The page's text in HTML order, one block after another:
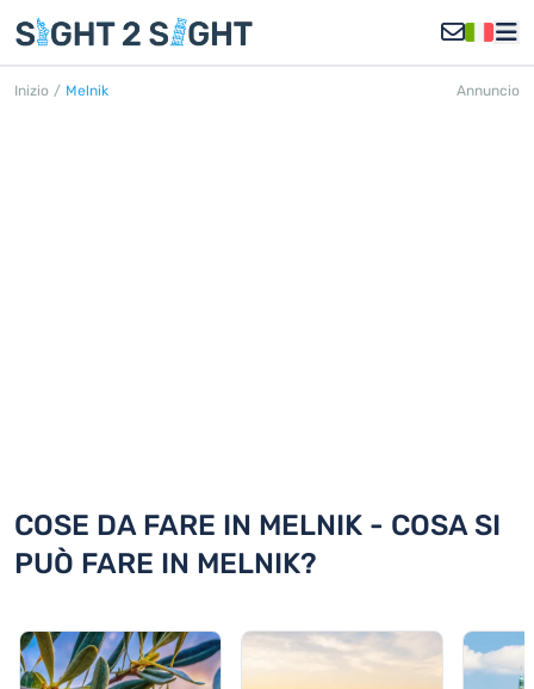
Inizio / Melnik Annuncio
COSE DA FARE IN MELNIK - COSA SI
PUÒ FARE IN MELNIK?